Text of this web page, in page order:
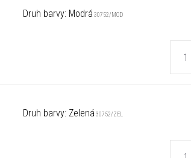
Druh barvy: Modrá 30752/MOD
Druh barvy: Zelená 30752/ZEL